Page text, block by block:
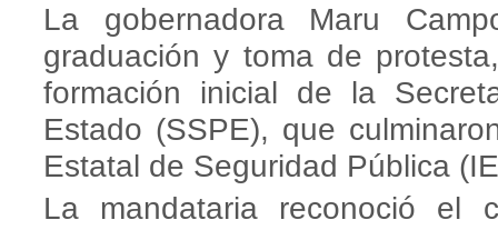
La gobernadora Maru
graduación y toma de
formación inicial de la
Estado (SSPE), que
Estatal de Seguridad Pública
La mandataria reconoció el